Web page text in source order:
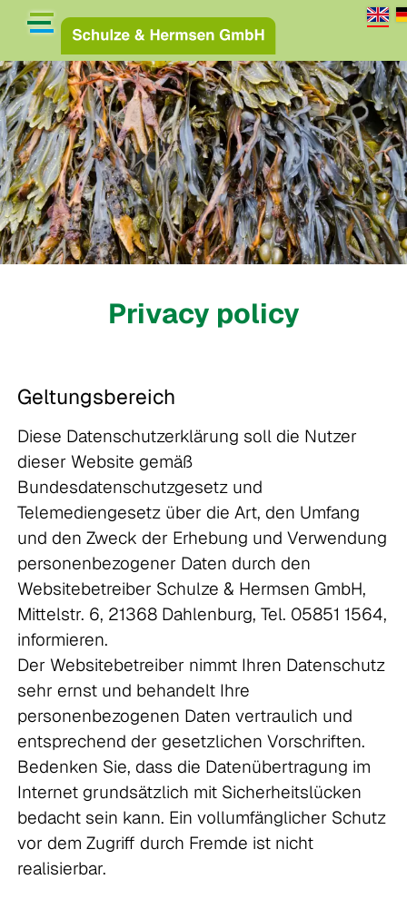
Privacy policy
Geltungsbereich
Diese Datenschutzerklärung soll die Nutzer
dieser Website gemäß
Bundesdatenschutzgesetz und
Telemediengesetz über die Art, den Umfang
und den Zweck der Erhebung und Verwendung
personenbezogener Daten durch den
Websitebetreiber Schulze & Hermsen GmbH,
Mittelstr. 6, 21368 Dahlenburg, Tel. 05851 1564,
informieren.
Der Websitebetreiber nimmt Ihren Datenschutz
sehr ernst und behandelt Ihre
personenbezogenen Daten vertraulich und
entsprechend der gesetzlichen Vorschriften.
Bedenken Sie, dass die Datenübertragung im
Internet grundsätzlich mit Sicherheitslücken
bedacht sein kann. Ein vollumfänglicher Schutz
vor dem Zugriff durch Fremde ist nicht
realisierbar.